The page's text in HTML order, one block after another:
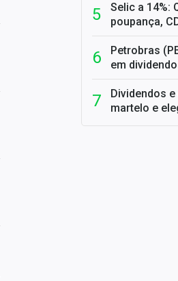
Selic a 14%:
poupança,
Petrobras
em
Dividendos
martelo e